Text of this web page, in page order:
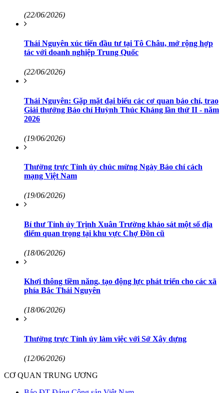
(22/06/2026)
Thái Nguyên xúc tiến đầu tư tại Tô Châu, mở rộng hợp
tác với doanh nghiệp Trung Quốc
(22/06/2026)
Thái Nguyên: Gặp mặt đại biểu các cơ quan báo chí, trao
Giải thưởng Báo chí Huỳnh Thúc Kháng lần thứ II - năm
2026
(19/06/2026)
Thường trực Tỉnh ủy chúc mừng Ngày Báo chí cách
mạng Việt Nam
(19/06/2026)
Bí thư Tỉnh ủy Trịnh Xuân Trường khảo sát một số địa
điểm quan trọng tại khu vực Chợ Đồn cũ
(18/06/2026)
Khơi thông tiềm năng, tạo động lực phát triển cho các xã
phía Bắc Thái Nguyên
(18/06/2026)
Thường trực Tỉnh ủy làm việc với Sở Xây dựng
(12/06/2026)
CƠ QUAN TRUNG ƯƠNG